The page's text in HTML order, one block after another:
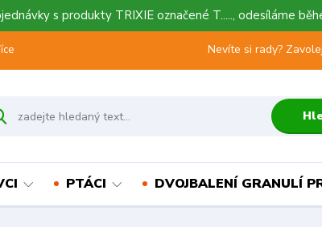
s produkty TRIXIE označené T....., odesíláme
Nevíte si rady?
PTÁCI DVOJBALENÍ GRANULÍ